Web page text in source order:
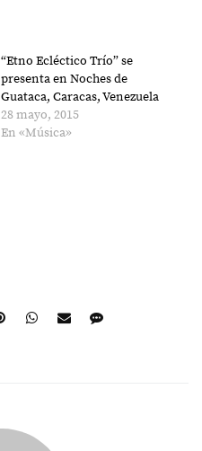
“Etno Ecléctico Trío” se
presenta en Noches de
Guataca, Caracas, Venezuela
28 mayo, 2015
En «Música»